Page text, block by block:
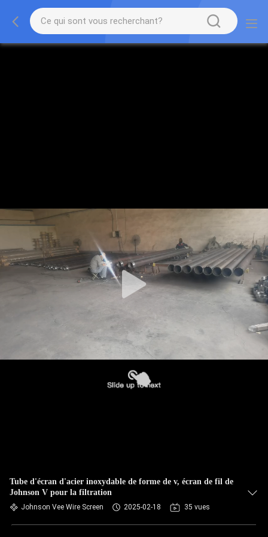
Tube d'écran d'acier inoxydable de forme de v, écran de fil de
Johnson V pour la filtration
Johnson Vee Wire Screen 2025-02-18 35 vues